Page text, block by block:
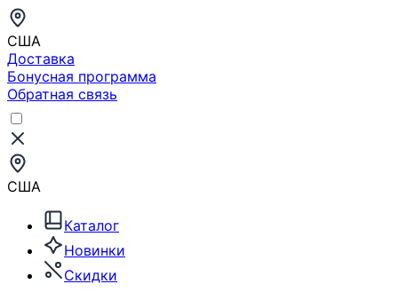
США
Доставка
Бонусная программа
Обратная связь
США
Каталог
Новинки
Скидки